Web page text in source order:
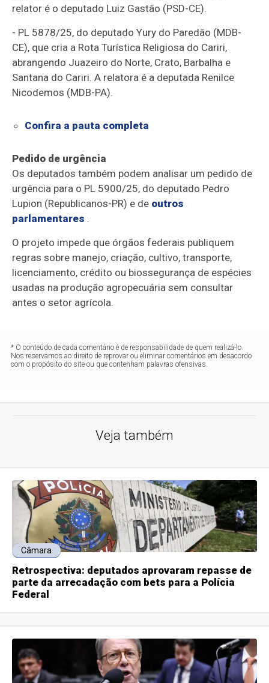
relator é o deputado Luiz Gastão (PSD-CE).
- PL 5878/25, do deputado Yury do Paredão (MDB-
CE), que cria a Rota Turística Religiosa do Cariri,
abrangendo Juazeiro do Norte, Crato, Barbalha e
Santana do Cariri. A relatora é a deputada Renilce
Nicodemos (MDB-PA).
Confira a pauta completa
Pedido de urgência
Os deputados também podem analisar um pedido de
urgência para o PL 5900/25, do deputado Pedro
Lupion (Republicanos-PR) e de outros
parlamentares .
O projeto impede que órgãos federais publiquem
regras sobre manejo, criação, cultivo, transporte,
licenciamento, crédito ou biossegurança de espécies
usadas na produção agropecuária sem consultar
antes o setor agrícola.
* O conteúdo de cada comentário é de responsabilidade de quem realizá-lo.
Nos reservamos ao direito de reprovar ou eliminar comentários em desacordo
com o propósito do site ou que contenham palavras ofensivas.
Veja também
Câmara
Retrospectiva: deputados aprovaram repasse de
parte da arrecadação com bets para a Polícia
Federal